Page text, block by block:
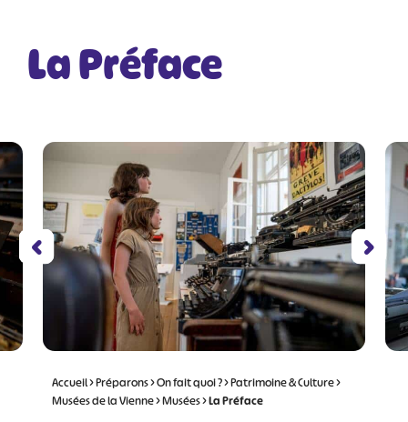
La Préface
Accueil>Préparons>On fait quoi ?>Patrimoine & Culture>
Musées de la Vienne>Musées>La Préface